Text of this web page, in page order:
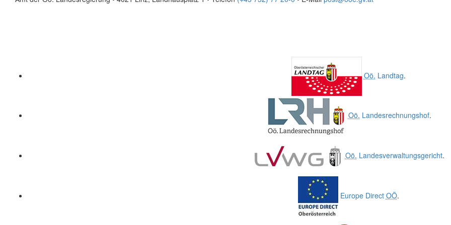
Oö. Landtag.
Oö. Landesrechnungshof.
Oö. Landesverwaltungsgericht.
Europe Direct OÖ.